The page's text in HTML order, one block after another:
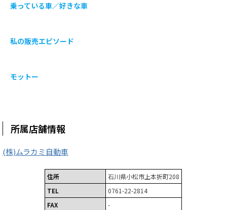
乗っている車／好きな車
私の販売エピソード
モットー
所属店舗情報
(株)ムラカミ自動車
住所
石川県小松市上本折町208
TEL
0761-22-2814
FAX
-